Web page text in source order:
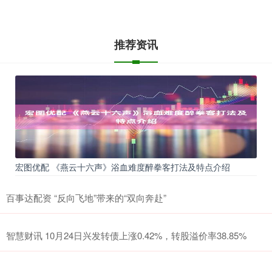
推荐资讯
宏图优配 《燕云十六声》浴血难度醉拳客打法及特点介绍
百事达配资 “反向飞地”带来的“双向奔赴”
智慧财讯 10月24日兴发转债上涨0.42%，转股溢价率38.85%